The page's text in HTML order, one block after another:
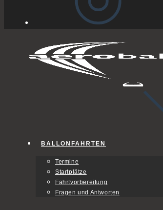
BALLONFAHRTEN
Termine
Startplätze
Fahrtvorbereitung
Fragen und Antworten